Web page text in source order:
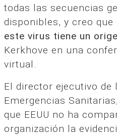
todas las secuencias
disponibles, y creo que
este virus tiene un
Kerkhove en una
virtual.
El director ejecutivo de
Emergencias
que EEUU no ha
organización la